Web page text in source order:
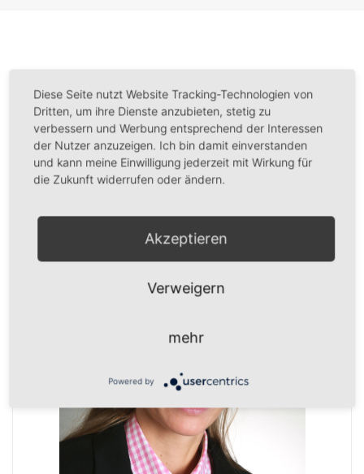
TeamPartner des Finanzierung4startups-Netzwerks
Diese Seite nutzt Website Tracking-Technologien von
Dritten, um ihre Dienste anzubieten, stetig zu
verbessern und Werbung entsprechend der Interessen
der Nutzer anzuzeigen. Ich bin damit einverstanden
und kann meine Einwilligung jederzeit mit Wirkung für
die Zukunft widerrufen oder ändern.
Akzeptieren
Verweigern
mehr
Powered by